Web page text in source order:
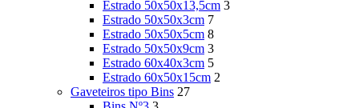
Estrado 50x50x13,5cm 3
Estrado 50x50x3cm 7
Estrado 50x50x5cm 8
Estrado 50x50x9cm 3
Estrado 60x40x3cm 5
Estrado 60x50x15cm 2
Gaveteiros tipo Bins 27